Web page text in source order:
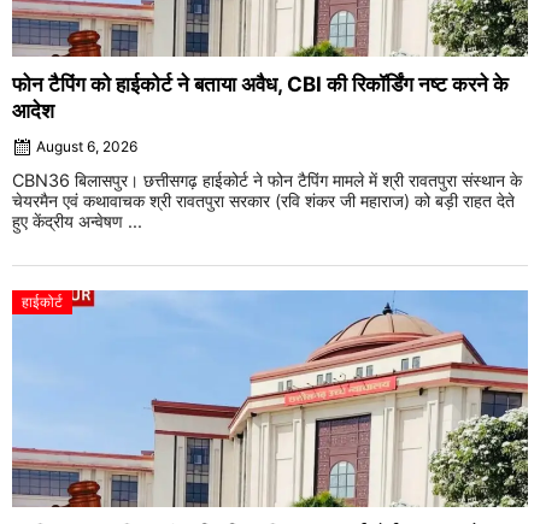
फोन टैपिंग को हाईकोर्ट ने बताया अवैध, CBI की रिकॉर्डिंग नष्ट करने के
आदेश
August 6, 2026
CBN36 बिलासपुर। छत्तीसगढ़ हाईकोर्ट ने फोन टैपिंग मामले में श्री रावतपुरा संस्थान के
चेयरमैन एवं कथावाचक श्री रावतपुरा सरकार (रवि शंकर जी महाराज) को बड़ी राहत देते
हुए केंद्रीय अन्वेषण ...
हाईकोर्ट